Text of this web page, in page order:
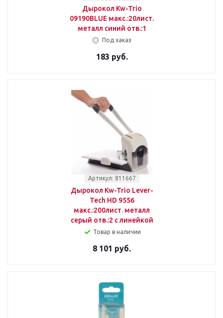
Дырокол Kw-Trio
09190BLUE макс.:20лист.
металл синий отв.:1
Под заказ
183 руб.
Артикул: 811667
Дырокол Kw-Trio Lever-
Tech HD 9556
макс.:200лист. металл
серый отв.:2 с линейкой
Товар в наличии
8 101 руб.